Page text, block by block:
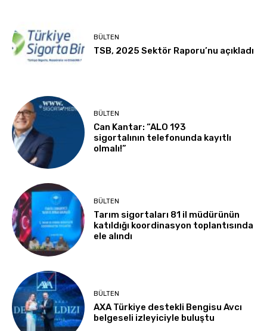
BÜLTEN
TSB, 2025 Sektör Raporu’nu açıkladı
BÜLTEN
Can Kantar: “ALO 193
sigortalının telefonunda kayıtlı
olmalı!”
BÜLTEN
Tarım sigortaları 81 il müdürünün
katıldığı koordinasyon toplantısında
ele alındı
BÜLTEN
AXA Türkiye destekli Bengisu Avcı
belgeseli izleyiciyle buluştu